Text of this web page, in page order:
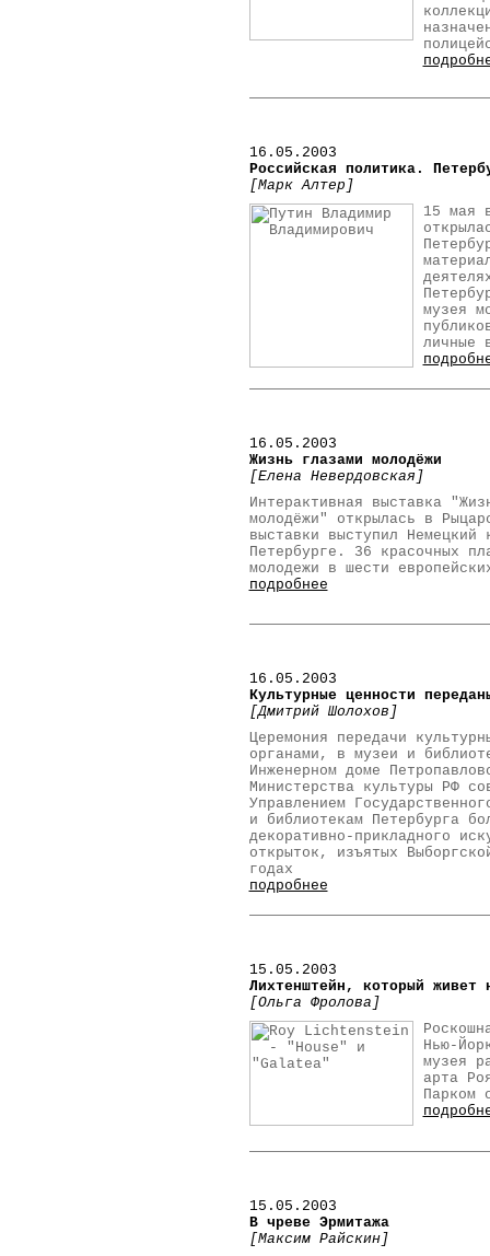
16.05.2003
Российская политика.
[Марк Алтер]
15 мая
музея
личные
16.05.2003
Жизнь глазами молодёжи
[Елена Невердовская]
Интерактивная выставка
молодёжи" открылась в
выставки выступил
Петербурге. 36 красочных
молодежи в шести
подробнее
16.05.2003
Культурные ценности
[Дмитрий Шолохов]
Церемония передачи
органами, в музеи и
Инженерном доме
Министерства культуры РФ
Управлением
и библиотекам Петербурга
декоративно-прикладного
открыток, изъятых
годах
подробнее
15.05.2003
Лихтенштейн, который живет
[Ольга Фролова]
Нью-
музея
арта
Парком
15.05.2003
В чреве Эрмитажа
[Максим Райскин]